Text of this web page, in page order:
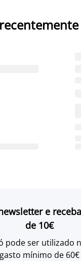
e
de 10€
pode ser utilizado
gasto mínimo de 60€